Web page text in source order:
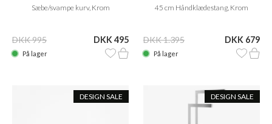
Sæbe/svampe kurv, Krom
DKK 995 DKK 495
På lager
45 cm Håndklædestang, Krom
DKK 1.395 DKK 679
På lager
DESIGN SALE DESIGN SALE